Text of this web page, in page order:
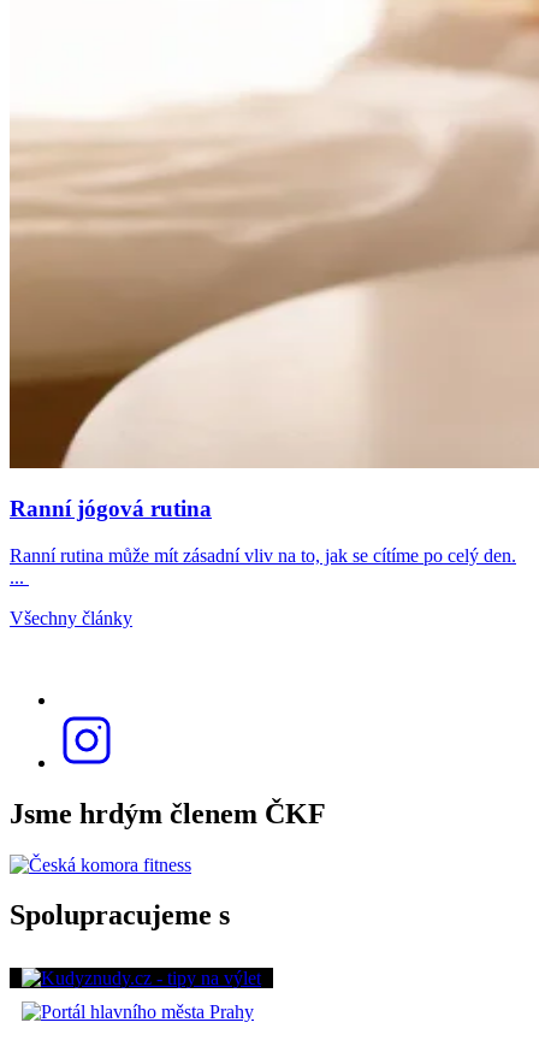
Ranní jógová rutina
Ranní rutina může mít zásadní vliv na to, jak se cítíme po celý den.
...
Všechny články
Jsme hrdým členem ČKF
Spolupracujeme s